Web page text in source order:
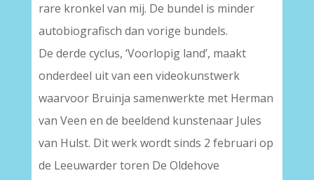
rare kronkel van mij. De bundel is minder
autobiografisch dan vorige bundels.
De derde cyclus, ‘Voorlopig land’, maakt
onderdeel uit van een videokunstwerk
waarvoor Bruinja samenwerkte met Herman
van Veen en de beeldend kunstenaar Jules
van Hulst. Dit werk wordt sinds 2 februari op
de Leeuwarder toren De Oldehove